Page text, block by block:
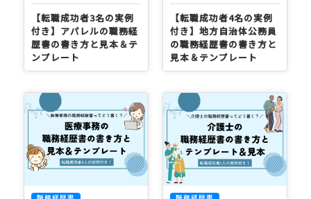
【転職成功者3名の実例
付き】アパレルの職務経
歴書の書き方と見本＆テ
ンプレート
【転職成功者4名の実例
付き】地方自治体公務員
の職務経歴書の書き方と
見本＆テンプレート